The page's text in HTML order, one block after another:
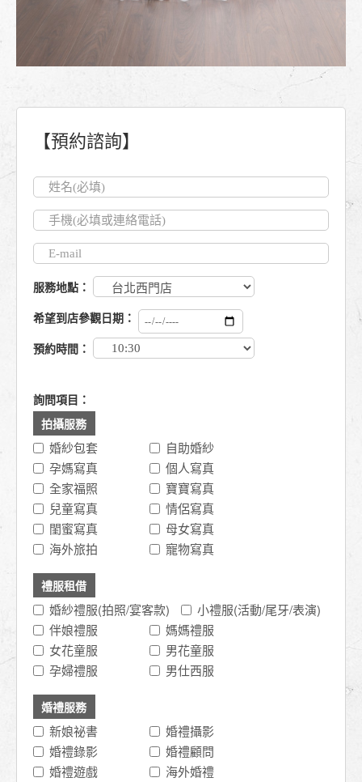
【預約諮詢】
服務地點：
希望到店參觀日期：
預約時間：
詢問項目：
拍攝服務
婚紗包套
自助婚紗
孕媽寫真
個人寫真
全家福照
寶寶寫真
兒童寫真
情侶寫真
閨蜜寫真
母女寫真
海外旅拍
寵物寫真
禮服租借
婚紗禮服(拍照/宴客款)
小禮服(活動/尾牙/表演)
伴娘禮服
媽媽禮服
女花童服
男花童服
孕婦禮服
男仕西服
婚禮服務
新娘祕書
婚禮攝影
婚禮錄影
婚禮顧問
婚禮遊戲
海外婚禮